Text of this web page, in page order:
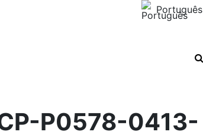
Português
P0578-0413-